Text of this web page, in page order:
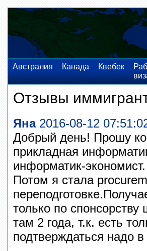
Австралия Канада Квебек
Отзывы
Яна2016-08-12
Добрый день! Прошу
прикладная
информатик-
Потом я стала
только по
там 2 года, т.к. есть
подтверждаться надо